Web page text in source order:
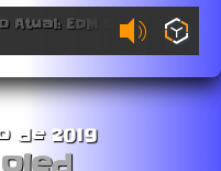
Ao Vivo 24h. Radio Atual: EDM Sessions.
de 2019